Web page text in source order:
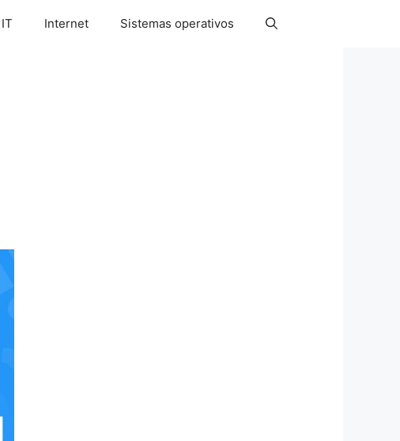
IT Internet Sistemas operativos